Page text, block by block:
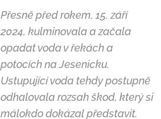
Přesně před rokem, 15. září
2024, kulminovala a začala
opadat voda v řekách a
potocích na Jesenicku.
Ustupující voda tehdy postupně
odhalovala rozsah škod, který si
málokdo dokázal představit.